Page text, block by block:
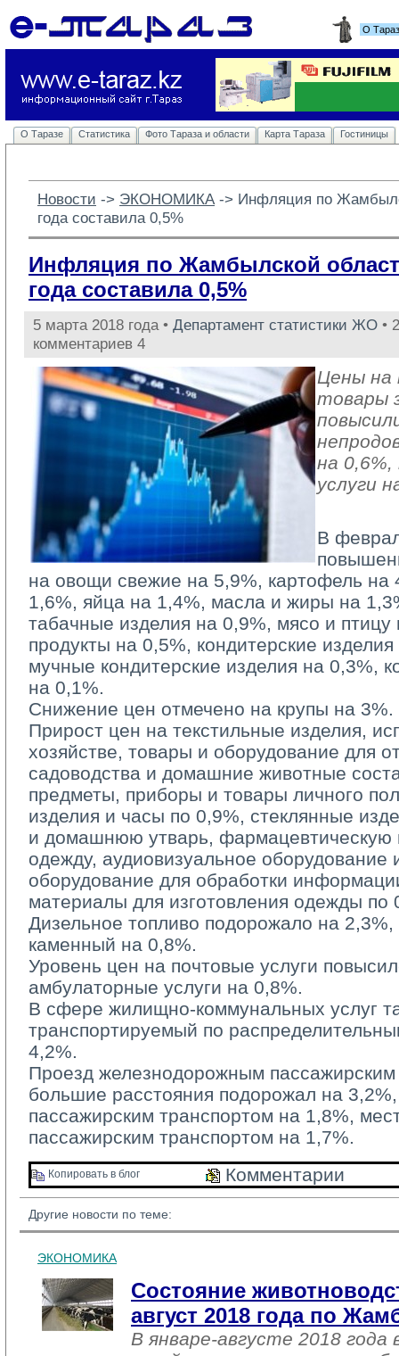
О
О Таразе Статистика Фото Тараза и области Карта Тараза Гостиницы
Новости -> ЭКОНОМИКА -> Инфляция по
года составила 0,5%
Инфляция по Жамбылской
года составила 0,5%
5 марта 2018 года • Департамент статистики ЖО •
комментариев 4
Цены на
товары
на
услуги
В
на овощи свежие на 5,9%, картофель на
1,6%, яйца на 1,4%, масла и жиры на
табачные изделия на 0,9%, мясо и
продукты на 0,5%, кондитерские
мучные кондитерские изделия на 0,3%,
на 0,1%.
Снижение цен отмечено на крупы на 3%.
Прирост цен на текстильные изделия,
хозяйстве, товары и оборудование для
садоводства и домашние животные
предметы, приборы и товары личного
изделия и часы по 0,9%, стеклянные
и домашнюю утварь, фармацевтическую
одежду, аудиовизуальное оборудование
оборудование для обработки
материалы для изготовления одежды по
Дизельное топливо подорожало на
каменный на 0,8%.
Уровень цен на почтовые услуги
амбулаторные услуги на 0,8%.
В сфере жилищно-коммунальных услуг
транспортируемый по
4,2%.
Проезд железнодорожным
большие расстояния подорожал на
пассажирским транспортом на 1,8%,
пассажирским транспортом на 1,7%.
Копировать в блог Комментарии
Другие новости по теме:
ЭКОНОМИКА
Состояние
август 2018 года по
В январе-августе 2018 года